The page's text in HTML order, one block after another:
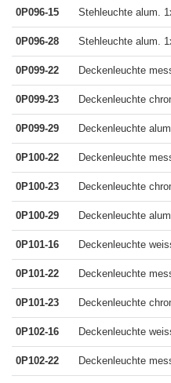
0P096-15 Stehleuchte alum.
0P096-28 Stehleuchte alum.
0P099-22 Deckenleuchte
0P099-23 Deckenleuchte
0P099-29 Deckenleuchte
0P100-22 Deckenleuchte
0P100-23 Deckenleuchte
0P100-29 Deckenleuchte
0P101-16 Deckenleuchte
0P101-22 Deckenleuchte
0P101-23 Deckenleuchte
0P102-16 Deckenleuchte
0P102-22 Deckenleuchte